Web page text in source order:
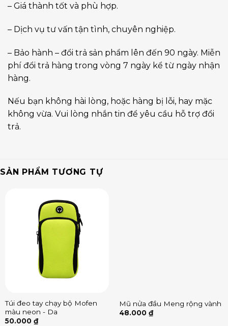
– Giá thành tốt và phù hợp.
– Dịch vụ tư vấn tận tình, chuyên nghiệp.
– Bảo hành – đổi trả sản phẩm lên đến 90 ngày. Miễn
phí đổi trả hàng trong vòng 7 ngày kể từ ngày nhận
hàng.
Nếu bạn không hài lòng, hoặc hàng bị lỗi, hay mặc
không vừa. Vui lòng nhắn tin để yêu cầu hỗ trợ đổi
trả.
SẢN PHẨM TƯƠNG TỰ
Túi đeo tay chạy bộ Mofen
màu neon - Da
50.000 ₫
Mũ nửa đầu Meng rộng vành
48.000 ₫